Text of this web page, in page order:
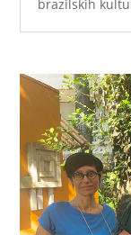
brazilskih